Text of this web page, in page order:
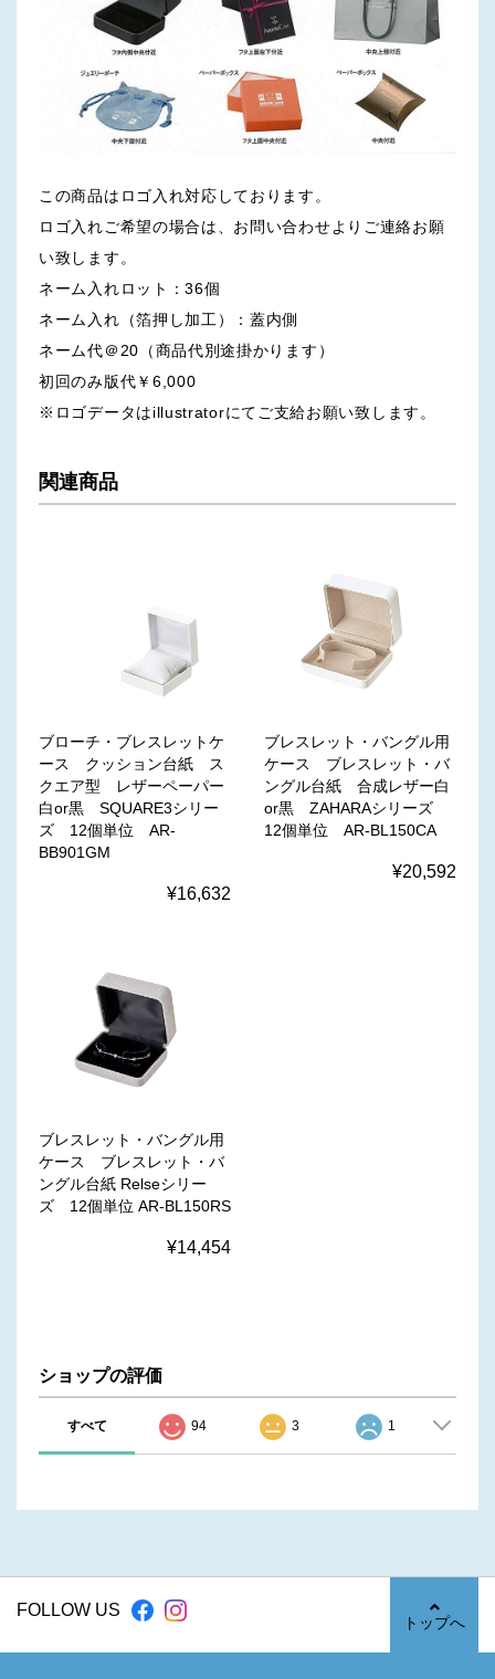
この商品はロゴ入れ対応しております。
ロゴ入れご希望の場合は、お問い合わせよりご連絡お願
い致します。
ネーム入れロット：36個
ネーム入れ（箔押し加工）：蓋内側
ネーム代＠20（商品代別途掛かります）
初回のみ版代￥6,000
※ロゴデータはillustratorにてご支給お願い致します。
関連商品
ブローチ・ブレスレットケ
ース クッション台紙 ス
クエア型 レザーペーパー
白or黒 SQUARE3シリー
ズ 12個単位 AR-
BB901GM
¥16,632
ブレスレット・バングル用
ケース ブレスレット・バ
ングル台紙 合成レザー白
or黒 ZAHARAシリーズ
12個単位 AR-BL150CA
¥20,592
ブレスレット・バングル用
ケース ブレスレット・バ
ングル台紙 Relseシリー
ズ 12個単位 AR-BL150RS
¥14,454
ショップの評価
すべて 94 3 1
FOLLOW US
トップへ